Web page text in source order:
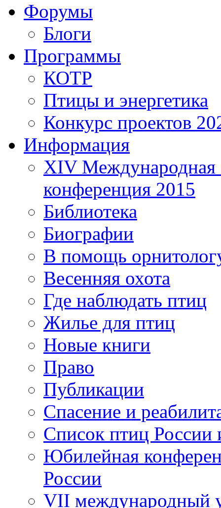
Форумы
Блоги
Программы
КОТР
Птицы и энергетика
Конкурс проектов
Информация
XIV Международная
конференция 2015
Библиотека
Биографии
В помощь
Весенняя охота
Где наблюдать птиц
Жилье для птиц
Новые книги
Право
Публикации
Спасение и
Список птиц России
Юбилейная
России
VII международный